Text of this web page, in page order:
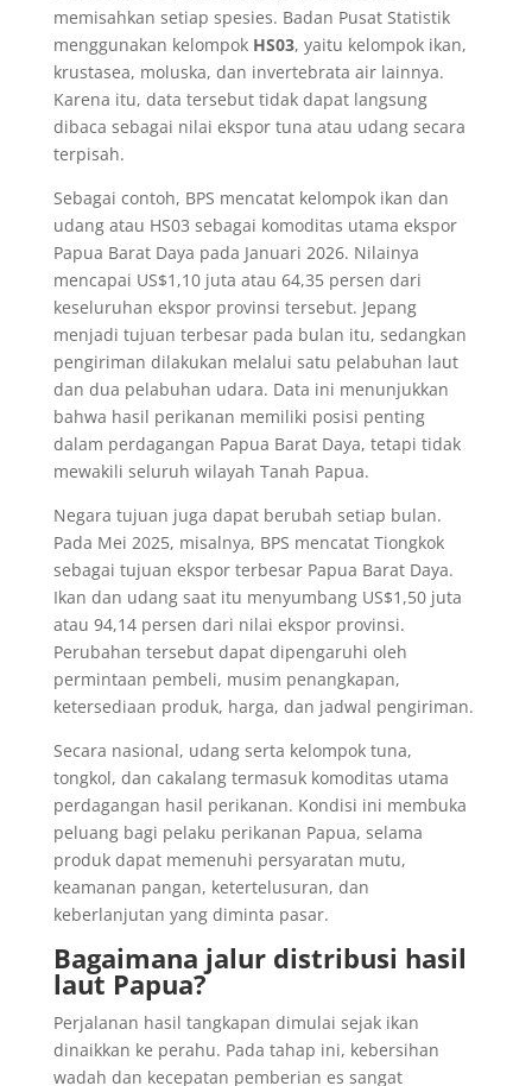
memisahkan setiap spesies. Badan Pusat Statistik
menggunakan kelompok HS03, yaitu kelompok ikan,
krustasea, moluska, dan invertebrata air lainnya.
Karena itu, data tersebut tidak dapat langsung
dibaca sebagai nilai ekspor tuna atau udang secara
terpisah.
Sebagai contoh, BPS mencatat kelompok ikan dan
udang atau HS03 sebagai komoditas utama ekspor
Papua Barat Daya pada Januari 2026. Nilainya
mencapai US$1,10 juta atau 64,35 persen dari
keseluruhan ekspor provinsi tersebut. Jepang
menjadi tujuan terbesar pada bulan itu, sedangkan
pengiriman dilakukan melalui satu pelabuhan laut
dan dua pelabuhan udara. Data ini menunjukkan
bahwa hasil perikanan memiliki posisi penting
dalam perdagangan Papua Barat Daya, tetapi tidak
mewakili seluruh wilayah Tanah Papua.
Negara tujuan juga dapat berubah setiap bulan.
Pada Mei 2025, misalnya, BPS mencatat Tiongkok
sebagai tujuan ekspor terbesar Papua Barat Daya.
Ikan dan udang saat itu menyumbang US$1,50 juta
atau 94,14 persen dari nilai ekspor provinsi.
Perubahan tersebut dapat dipengaruhi oleh
permintaan pembeli, musim penangkapan,
ketersediaan produk, harga, dan jadwal pengiriman.
Secara nasional, udang serta kelompok tuna,
tongkol, dan cakalang termasuk komoditas utama
perdagangan hasil perikanan. Kondisi ini membuka
peluang bagi pelaku perikanan Papua, selama
produk dapat memenuhi persyaratan mutu,
keamanan pangan, ketertelusuran, dan
keberlanjutan yang diminta pasar.
Bagaimana jalur distribusi hasil
laut Papua?
Perjalanan hasil tangkapan dimulai sejak ikan
dinaikkan ke perahu. Pada tahap ini, kebersihan
wadah dan kecepatan pemberian es sangat